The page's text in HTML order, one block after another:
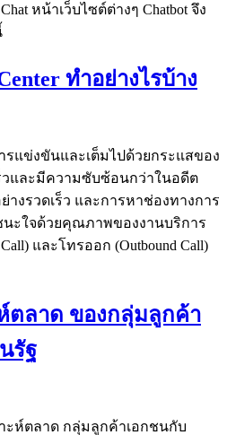
หน้าเว็บไซต์ต่างๆ Chatbot จึง
ทำอย่างไรบ้าง
แข่งขันและเต็มไปด้วยกระแสของ
วและมีความซับซ้อนกว่าในอดีต
างรวดเร็ว และการหาช่องทางการ
ะใจด้วยคุณภาพของงานบริการ
และโทรออก (Outbound Call)
ตลาด ของกลุ่มลูกค้า
รัฐ
ะห์ตลาด กลุ่มลูกค้าเอกชนกับ